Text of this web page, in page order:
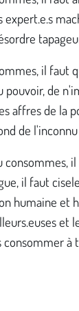
expert.e.s
il faut
pouvoir, de
affres de la
de
consommes,
il faut
humaine et
et
consommer à